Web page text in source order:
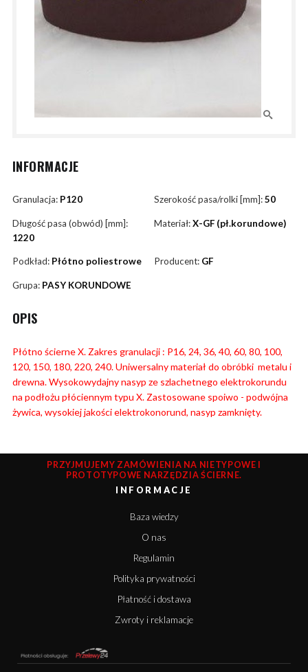
INFORMACJE
Granulacja: P120 Szerokość pasa/rolki [mm]:50
Długość pasa (obwód) [mm]:
1220
Materiał:X-GF (pł.korundowe)
Podkład: Płótno poliestrowe Producent: GF
Grupa: PASY KORUNDOWE
OPIS
Płótno ścierne X. Zakres granulacji : P16, 24, 36, 40, 60, 80, 100,
120, 150, 180, 220, 240. Uniwersalny materiał do obróbki metalu i
drewna. Wysokowydajny nasyp ze szlachetnego elektrokorundu
na podłożu płóciennym typu X. Zastosowane spoiwo - podwójna
żywica, wysokiej jakości elektrokonorund, nasyp zamknięty.
PRZYJMUJEMY ZAMÓWIENIA NA NIETYPOWE I
PROTOTYPOWE NARZĘDZIA ŚCIERNE.
INFORMACJE
Baza wiedzy
O nas
Regulamin
Polityka prywatności
Płatność i dostawa
Zwroty i reklamacje